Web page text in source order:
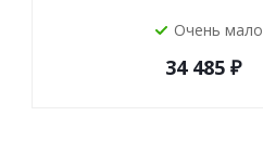
Очень мало
34 485 ₽